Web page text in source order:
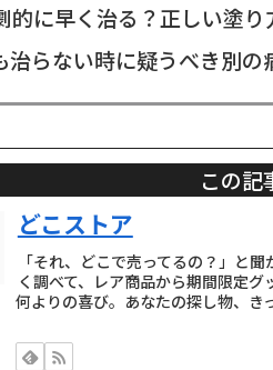
的に早く治る？正しい塗
治らない時に疑うべき別
この記
どこストア
「それ、どこで売ってるの？」と
く調べて、レア商品から期間限定
何よりの喜び。あなたの探し物、き